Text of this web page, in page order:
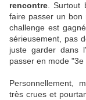
rencontre .
faire passer un bon
challenge est
sérieusement, pas
juste garder dans
passer en mode
Personnellement,
très crues et